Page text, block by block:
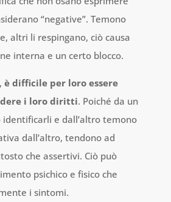
“negative”. Temono
altri li respingano, ciò causa
interna e un certo blocco.
è difficile per loro essere
i loro diritti. Poiché da un
e dall’altro temono
dall’altro, tendono ad
che assertivi. Ciò può
psichico e fisico che
i sintomi.